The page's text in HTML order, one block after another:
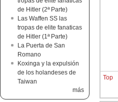
de Hitler (2ª Parte)
Las Waffen SS las
tropas de elite fanaticas
de Hitler (1ª Parte)
La Puerta de San
Romano
Koxinga y la expulsión
de los holandeses de
Taiwan
más
Top